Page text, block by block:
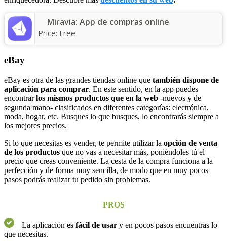
Miravia: App de compras online
Price: Free
eBay
eBay es otra de las grandes tiendas online que también dispone de
aplicación para comprar. En este sentido, en la app puedes
encontrarlos mismos productos que en la web -nuevos y de
segunda mano- clasificados en diferentes categorías: electrónica,
moda, hogar, etc. Busques lo que busques, lo encontrarás siempre a
los mejores precios.
Si lo que necesitas es vender, te permite utilizar la opción de venta
de los productos que no vas a necesitar más, poniéndoles tú el
precio que creas conveniente. La cesta de la compra funciona a la
perfección y de forma muy sencilla, de modo que en muy pocos
pasos podrás realizar tu pedido sin problemas.
PROS
La aplicación es fácil de usar y en pocos pasos encuentras lo
que necesitas.